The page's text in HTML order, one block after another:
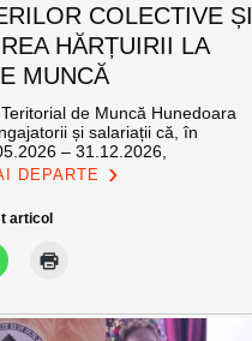
COLECTIVE ȘI
HĂRȚUIRII LA
MUNCĂ
de Muncă Hunedoara
și salariații că, în
– 31.12.2026,
DEPARTE
articol